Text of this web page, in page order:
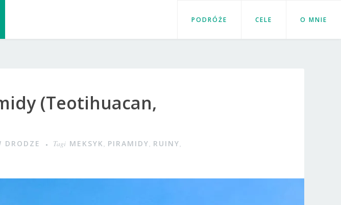
PODRÓŻE CELE O MNIE
(Teotihuacan,
DRODZE Tagi MEKSYK, PIRAMIDY, RUINY,